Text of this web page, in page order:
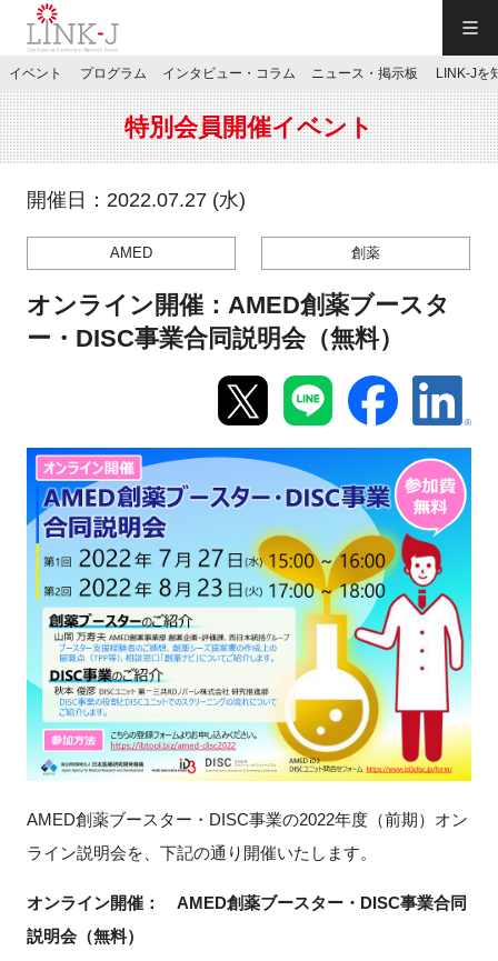
JP／EN
特別会員専用メニュー
施設ご予約
マイページ
新規登録
イベント
プログラム
インタビュー・コラム
ニュース・掲示板
LINK-Jを知る
特別会員
施設・アクセス
イベント プログラム インタビュー・コラム ニュース・掲示板 LINK-Jを
特別会員開催イベント
開催日：2022.07.27 (水)
AMED 創薬
オンライン開催：AMED創薬ブースタ
ー・DISC事業合同説明会（無料）
AMED創薬ブースター・ DISC事業の2022年度（前期）オン
ライン説明会を、下記の通り開催いたします。
オンライン開催： AMED創薬ブースター・ DISC事業合同
説明会（無料）